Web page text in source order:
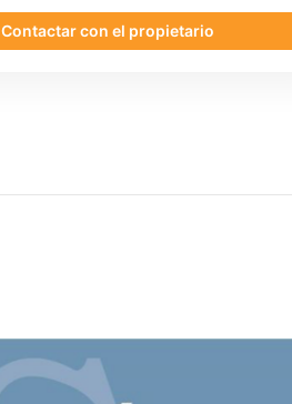
Contactar con el propietario